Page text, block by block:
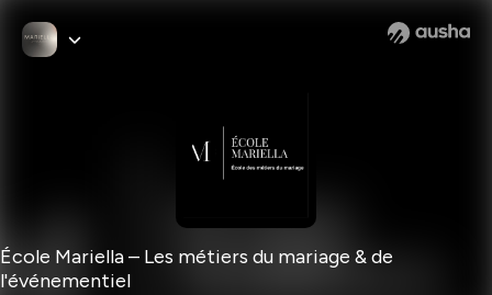
École Mariella – Les métiers du mariage & de
l'événementiel